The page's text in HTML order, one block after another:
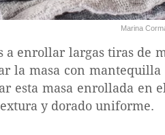
Marina
a enrollar largas tiras de
la masa con
esta masa enrollada en
y dorado uniforme.